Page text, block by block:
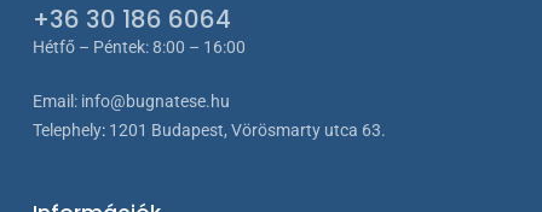
+36 30 186 6064
Hétfő – Péntek: 8:00 – 16:00
Email: info@bugnatese.hu
Telephely: 1201 Budapest, Vörösmarty utca 63.